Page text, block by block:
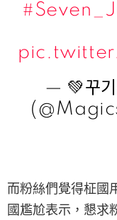
— 💚꾸기
而粉絲們覺得柾國
國尷尬表示，懇求